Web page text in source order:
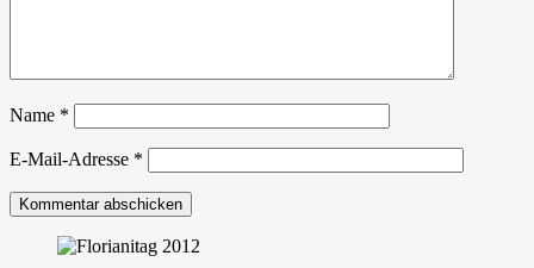
Name *
E-Mail-Adresse *